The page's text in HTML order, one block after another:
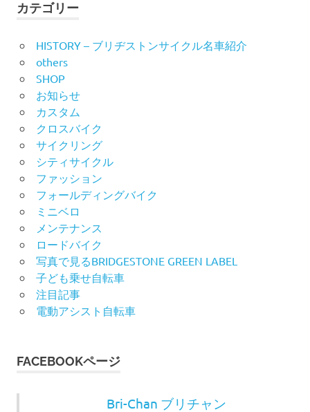
カテゴリー
HISTORY – ブリヂストンサイクル名車紹介
others
SHOP
お知らせ
カスタム
クロスバイク
サイクリング
シティサイクル
ファッション
フォールディングバイク
ミニベロ
メンテナンス
ロードバイク
写真で見るBRIDGESTONE GREEN LABEL
子ども乗せ自転車
注目記事
電動アシスト自転車
FACEBOOKページ
Bri-Chan ブリチャン